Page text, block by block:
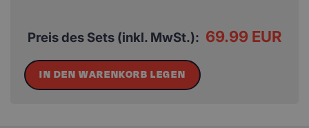
Preis des Sets (inkl. MwSt.): 69.99 EUR
IN DEN WARENKORB LEGEN